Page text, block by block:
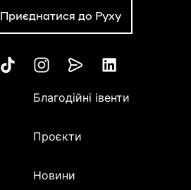
Приєднатися до Руху
Благодійні івенти
Проєкти
Новини